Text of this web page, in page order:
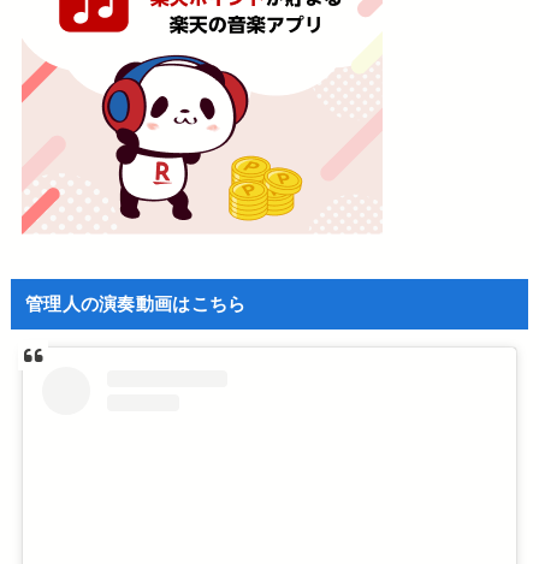
管理人の演奏動画はこちら